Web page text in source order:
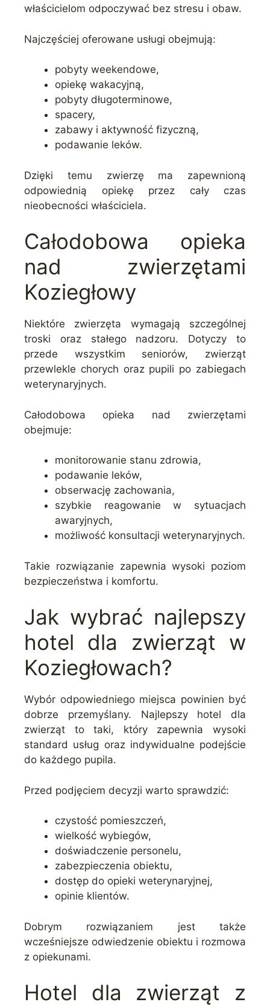
właścicielom odpoczywać bez stresu i obaw.
Najczęściej oferowane usługi obejmują:
pobyty weekendowe,
opiekę wakacyjną,
pobyty długoterminowe,
spacery,
zabawy i aktywność fizyczną,
podawanie leków.
Dzięki temu zwierzę ma zapewnioną
odpowiednią opiekę przez cały czas
nieobecności właściciela.
Całodobowa opieka
nad zwierzętami
Koziegłowy
Niektóre zwierzęta wymagają szczególnej
troski oraz stałego nadzoru. Dotyczy to
przede wszystkim seniorów, zwierząt
przewlekle chorych oraz pupili po zabiegach
weterynaryjnych.
Całodobowa opieka nad zwierzętami
obejmuje:
monitorowanie stanu zdrowia,
podawanie leków,
obserwację zachowania,
szybkie reagowanie w sytuacjach
awaryjnych,
możliwość konsultacji weterynaryjnych.
Takie rozwiązanie zapewnia wysoki poziom
bezpieczeństwa i komfortu.
Jak wybrać najlepszy
hotel dla zwierząt w
Koziegłowach?
Wybór odpowiedniego miejsca powinien być
dobrze przemyślany. Najlepszy hotel dla
zwierząt to taki, który zapewnia wysoki
standard usług oraz indywidualne podejście
do każdego pupila.
Przed podjęciem decyzji warto sprawdzić:
czystość pomieszczeń,
wielkość wybiegów,
doświadczenie personelu,
zabezpieczenia obiektu,
dostęp do opieki weterynaryjnej,
opinie klientów.
Dobrym rozwiązaniem jest także
wcześniejsze odwiedzenie obiektu i rozmowa
z opiekunami.
Hotel dla zwierząt z